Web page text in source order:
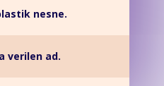
nesne.
verilen ad.